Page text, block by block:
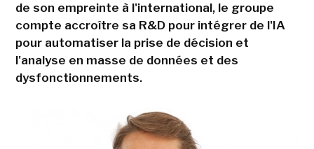
de son empreinte à l'international, le groupe
compte accroître sa R&D pour intégrer de l'IA
pour automatiser la prise de décision et
l'analyse en masse de données et des
dysfonctionnements.